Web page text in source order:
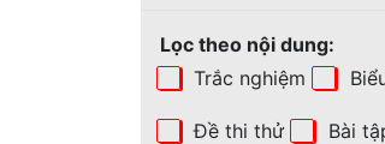
Lọc theo nội dung:
Trắc nghiệm
Đề thi thử Bài